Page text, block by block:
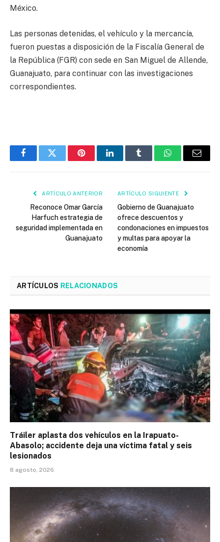
México.
Las personas detenidas, el vehículo y la mercancía,
fueron puestas a disposición de la Fiscalía General de
la República (FGR) con sede en San Miguel de Allende,
Guanajuato, para continuar con las investigaciones
correspondientes.
FacebookTwitter PinterestLinkedInTumblr WhatsAppEmail
ARTÍCULO ANTERIOR
Reconoce Omar García
Harfuch estrategia de
seguridad implementada en
Guanajuato
ARTÍCULO SIGUIENTE
Gobierno de Guanajuato
ofrece descuentos y
condonaciones en impuestos
y multas para apoyar la
economía
ARTÍCULOS RELACIONADOS
Tráiler aplasta dos vehículos en la Irapuato-
Abasolo; accidente deja una víctima fatal y seis
lesionados
8 agosto, 2026